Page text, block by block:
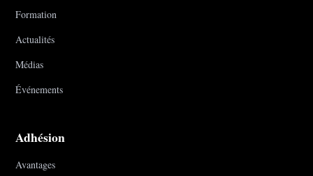
Formation
Actualités
Médias
Événements
Adhésion
Avantages